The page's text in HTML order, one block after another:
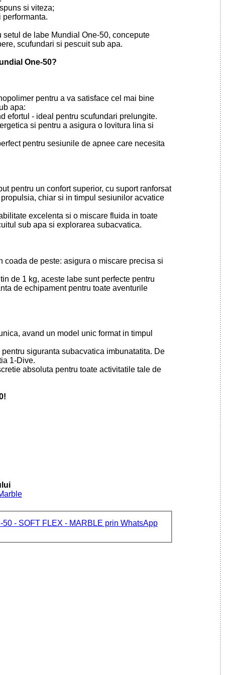
si viteza;
de labe Mundial One-50, concepute
scufundari si pescuit sub apa.
One-50?
pentru a va satisface cel mai bine
apa:
efortul - ideal pentru scufundari prelungite.
si pentru a asigura o lovitura lina si
pentru sesiunile de apnee care necesita
pentru un confort superior, cu suport ranforsat
chiar si in timpul sesiunilor acvatice
excelenta si o miscare fluida in toate
sub apa si explorarea subacvatica.
de peste: asigura o miscare precisa si
de 1 kg, aceste labe sunt perfecte pentru
de echipament pentru toate aventurile
avand un model unic format in timpul
siguranta subacvatica imbunatatita. De
1-Dive.
absoluta pentru toate activitatile tale de